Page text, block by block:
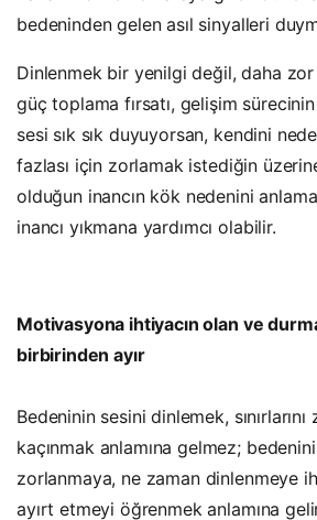
bedeninden gelen asıl sinyalleri
Dinlenmek bir yenilgi değil, daha
güç toplama fırsatı, gelişim
sesi sık sık duyuyorsan, kendini
fazlası için zorlamak istediğin
olduğun inancın kök nedenini
inancı yıkmana yardımcı olabilir.
Motivasyona ihtiyacın olan ve
birbirinden ayır
Bedeninin sesini dinlemek,
kaçınmak anlamına gelmez;
zorlanmaya, ne zaman dinlenmeye
ayırt etmeyi öğrenmek anlamına